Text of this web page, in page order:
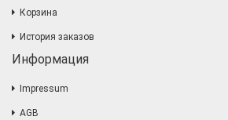
Корзина
История заказов
Информация
Impressum
AGB